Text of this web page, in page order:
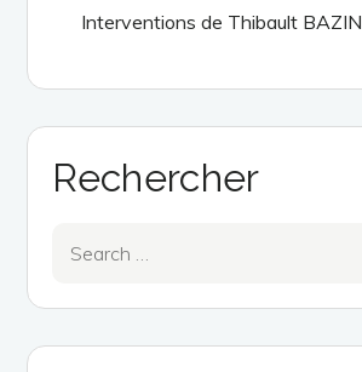
Interventions de Thibault BAZIN
Rechercher